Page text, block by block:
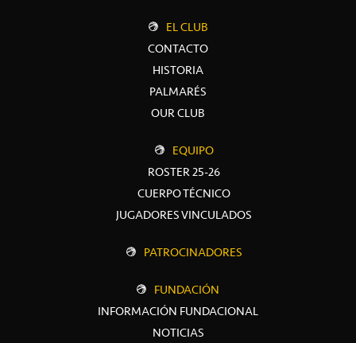
EL CLUB
CONTACTO
HISTORIA
PALMARÉS
OUR CLUB
EQUIPO
ROSTER 25-26
CUERPO TÉCNICO
JUGADORES VINCULADOS
PATROCINADORES
FUNDACIÓN
INFORMACIÓN FUNDACIONAL
NOTICIAS